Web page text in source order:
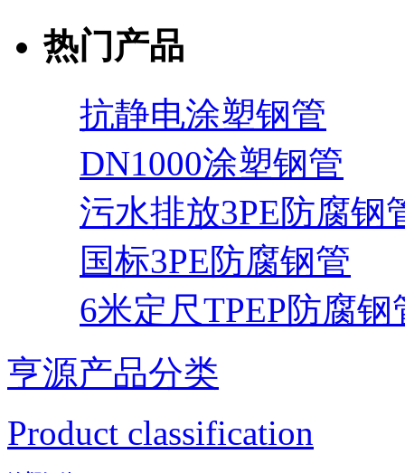
热门产品
抗静电涂塑钢管
DN1000涂塑钢管
污水排放3PE防腐钢
国标3PE防腐钢管
6米定尺TPEP防腐钢
亨源产品分类
Product classification